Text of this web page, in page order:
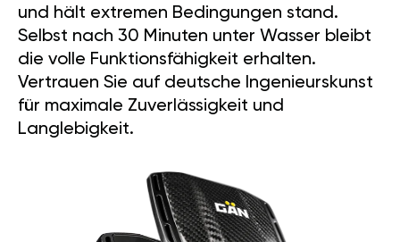
und hält extremen Bedingungen stand.
Selbst nach 30 Minuten unter Wasser bleibt
die volle Funktionsfähigkeit erhalten.
Vertrauen Sie auf deutsche Ingenieurskunst
für maximale Zuverlässigkeit und
Langlebigkeit.